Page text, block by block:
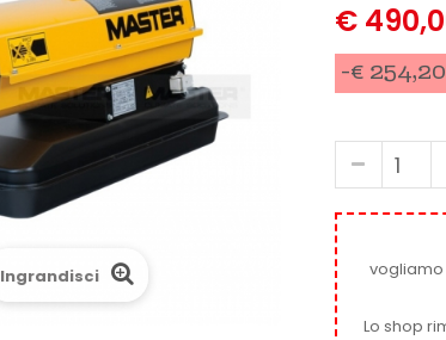
Ingrandisci
€
-€ 254,20
vogliamo
Lo shop